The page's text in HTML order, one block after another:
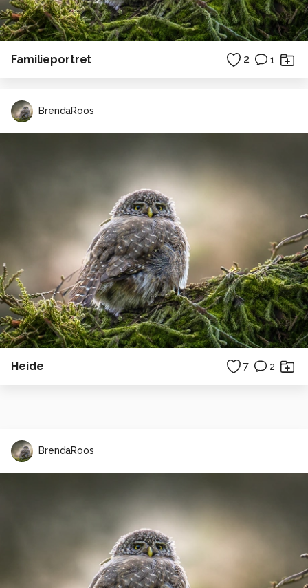
Familieportret 2 1
BrendaRoos
Heide 7 2
BrendaRoos